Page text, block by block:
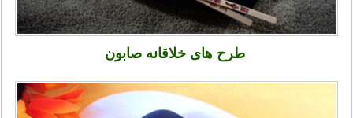
طرح های خلاقانه صابون